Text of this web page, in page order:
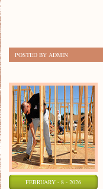
POSTED BY ADMIN
FEBRUARY - 8 - 2026